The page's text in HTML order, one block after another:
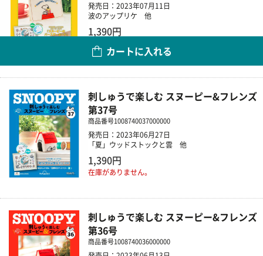
発売日：2023年07月11日
波のアップリケ 他
1,390円
カートに入れる
刺しゅうで楽しむ スヌーピー&フレンズ
第37号
商品番号1008740037000000
発売日：2023年06月27日
「夏」ウッドストックと雲 他
1,390円
在庫がありません。
刺しゅうで楽しむ スヌーピー&フレンズ
第36号
商品番号1008740036000000